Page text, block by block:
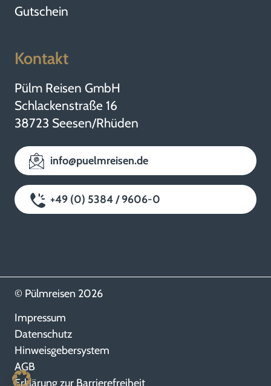
Gutschein
Kontakt
Pülm Reisen GmbH
Schlackenstraße 16
38723 Seesen/Rhüden
info@puelmreisen.de
+49 (0) 5384 / 9606-0
© Pülmreisen 2026
Impressum
Datenschutz
Hinweisgebersystem
AGB
Erklärung zur Barrierefreiheit